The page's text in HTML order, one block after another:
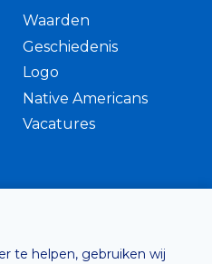
te helpen, gebruiken wij
Waarden
Geschiedenis
Logo
Native Americans
Vacatures